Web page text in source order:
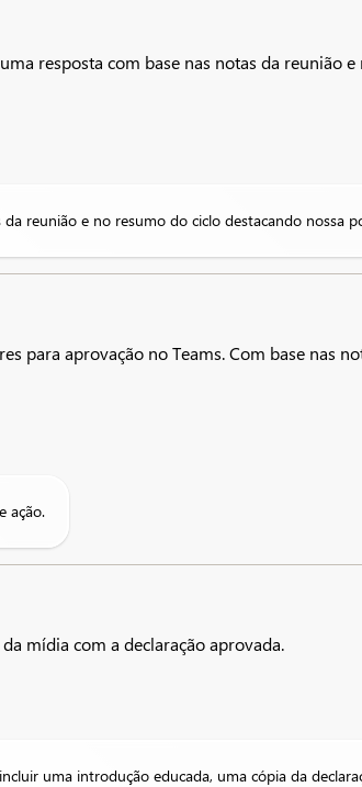
resposta com base nas notas da reunião
reunião e no resumo do ciclo destacando nossa
para aprovação no Teams. Com base nas
ação.
mídia com a declaração aprovada.
uma introdução educada, uma cópia da